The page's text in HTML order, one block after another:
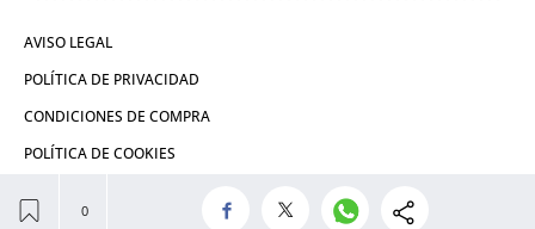
AVISO LEGAL
POLÍTICA DE PRIVACIDAD
CONDICIONES DE COMPRA
POLÍTICA DE COOKIES